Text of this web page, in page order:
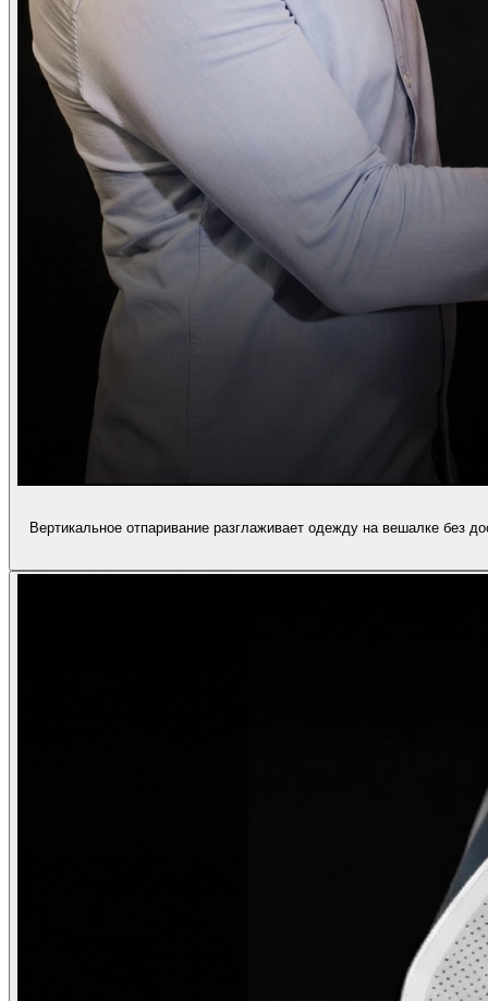
Вертикальное отпаривание разглаживает одежду на вешалке без